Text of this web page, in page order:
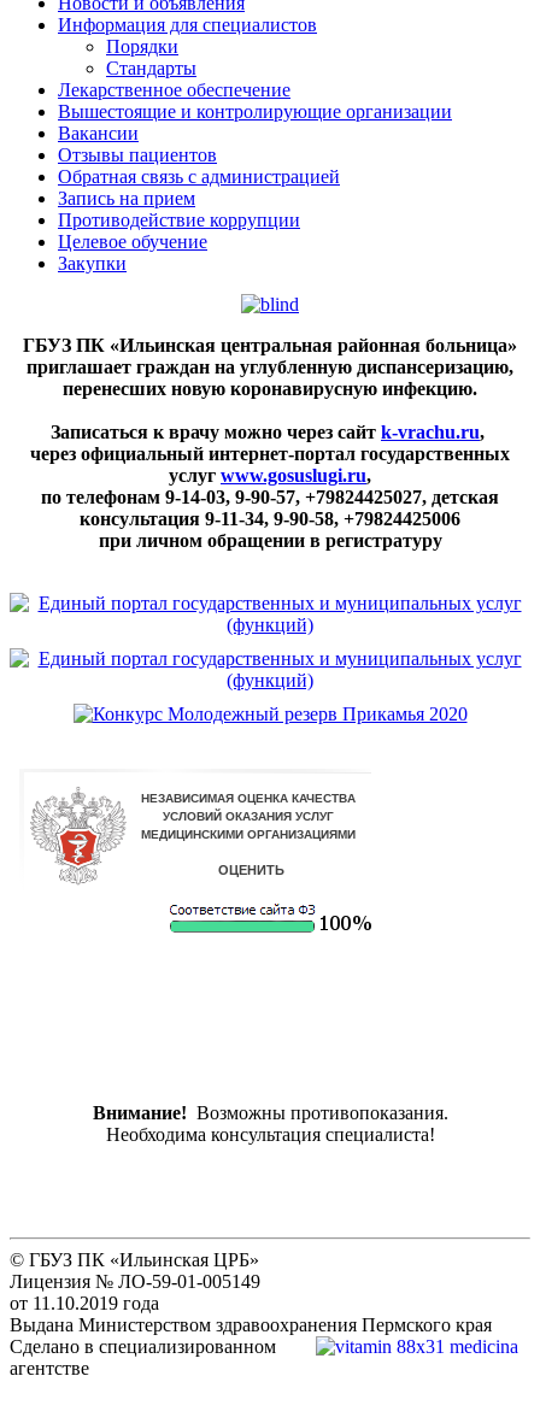
Информация для специалистов
Порядки
Стандарты
Лекарственное обеспечение
Вышестоящие и контролирующие организации
Вакансии
Отзывы пациентов
Обратная связь с администрацией
Запись на прием
Противодействие коррупции
Целевое обучение
Закупки
ГБУЗ ПК «Ильинская центральная районная больница»
приглашает граждан на углубленную диспансеризацию,
перенесших новую коронавирусную инфекцию.
Записаться к врачу можно через сайт k-vrachu.ru,
через официальный интернет-портал государственных
услуг www.gosuslugi.ru,
по телефонам 9-14-03, 9-90-57, +79824425027, детская
консультация 9-11-34, 9-90-58, +79824425006
при личном обращении в регистратуру
Внимание! Возможны противопоказания.
Необходима консультация специалиста!
© ГБУЗ ПК «Ильинская ЦРБ»
Лицензия № ЛО-59-01-005149
от 11.10.2019 года
Выдана Министерством здравоохранения Пермского края
Сделано в специализированном
агентстве